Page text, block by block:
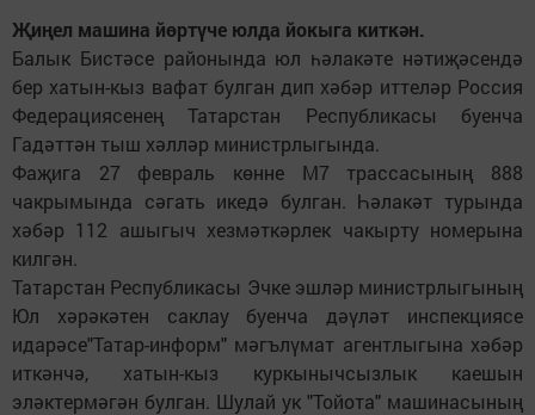
Җиңел машина йөртүче юлда йокыга киткән.
Балык Бистәсе районында юл һәлакәте нәтиҗәсендә
бер хатын-кыз вафат булган дип хәбәр иттеләр Россия
Федерациясенең Татарстан Республикасы буенча
Гадәттән тыш хәлләр министрлыгында.
Фаҗига 27 февраль көнне М7 трассасының 888
чакрымында сәгать икедә булган. Һәлакәт турында
хәбәр 112 ашыгыч хезмәткәрлек чакырту номерына
килгән.
Татарстан Республикасы Эчке эшләр министрлыгының
Юл хәрәкәтен саклау буенча дәүләт инспекциясе
идарәсе"Татар-информ" мәгълүмат агентлыгына хәбәр
иткәнчә, хатын-кыз куркынычсызлык каешын
эләктермәгән булган. Шулай ук "Тойота" машинасының